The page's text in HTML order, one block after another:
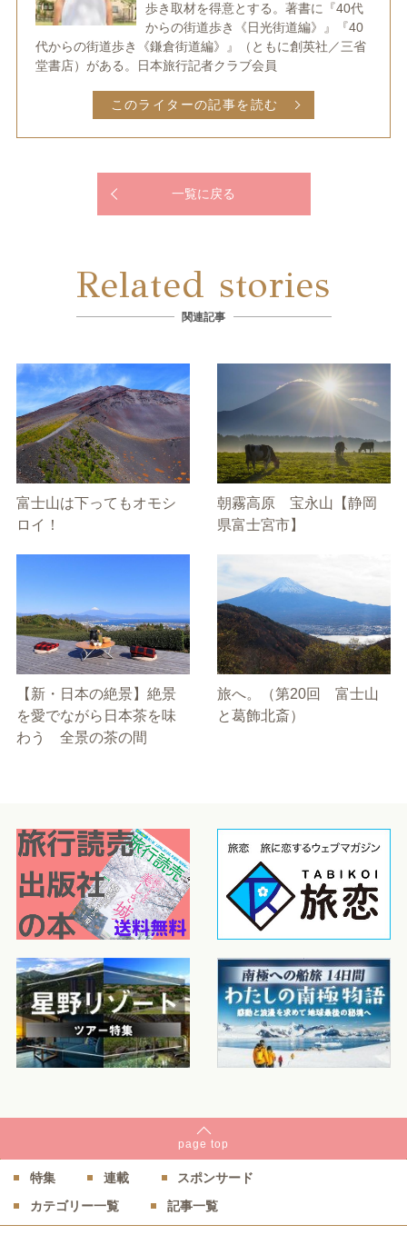
歩き取材を得意とする。著書に『40代
からの街道歩き《日光街道編》』『40
代からの街道歩き《鎌倉街道編》』（ともに創英社／三省
堂書店）がある。日本旅行記者クラブ会員
このライターの記事を読む
一覧に戻る
Related stories
関連記事
富士山は下ってもオモシ
ロイ！
朝霧高原 宝永山【静岡
県富士宮市】
【新・日本の絶景】絶景
を愛でながら日本茶を味
わう 全景の茶の間
旅へ。（第20回 富士山
と葛飾北斎）
page top
特集 連載
スポンサード
カテゴリー一覧
記事一覧